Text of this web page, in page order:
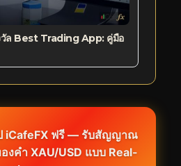
ล Best Trading App: คู่มือ
iCafeFX ฟรี — รับสัญญาณ
งคำ XAU/USD แบบ Real-